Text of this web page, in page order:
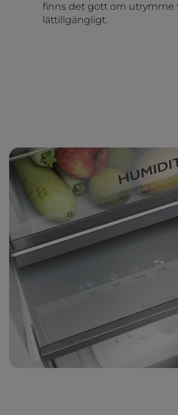
finns det gott om utrymme
lättillgängligt.